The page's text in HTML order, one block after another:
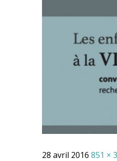
28 avril 2016 851 ×